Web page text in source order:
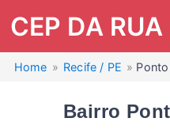
CEP DA RUA
Home Recife / PE
Bairro